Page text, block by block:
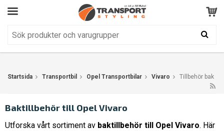
Kundservice
Startsida Transportbil Opel Transportbilar Vivaro Tillbehör bak
Baktillbehör till Opel Vivaro
Utforska vårt sortiment av baktillbehör till Opel Vivaro. Här